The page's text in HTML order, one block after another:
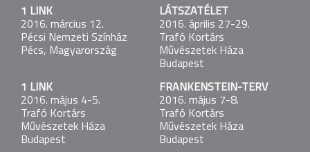
1 LINK
2016. március 12.
Pécsi Nemzeti Színház
Pécs, Magyarország
LÁTSZATÉLET
2016. április 27-29.
Trafó Kortárs Művészetek Háza
Budapest
1 LINK
2016. március 12.
Pécsi Nemzeti Színház
Pécs, Magyarország
LÁTSZATÉLET
2016. április 27-29.
Trafó Kortárs
Művészetek Háza
Budapest
1 LINK
2016. május 4-5.
Trafó Kortárs
Művészetek Háza
Budapest
FRANKENSTEIN-TERV
2016. május 7-8.
Trafó Kortárs
Művészetek Háza
Budapest